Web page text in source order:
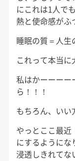
にこれは1人で
熱と使命感がふ
睡眠の質＝人生
これって本当に
私はかーーーー
ら！！！
もちろん、いい
やっとここ最近
にするように
浸透しきれてな